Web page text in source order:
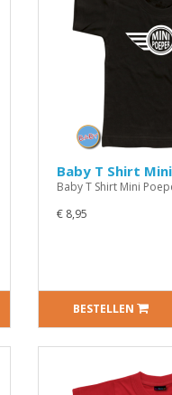
Baby T Shirt
Baby T Shirt Mini
€ 8,95
BESTELLEN